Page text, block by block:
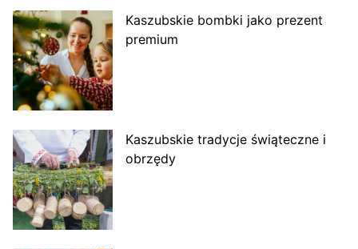
Kaszubskie bombki jako prezent
premium
Kaszubskie tradycje świąteczne i
obrzędy